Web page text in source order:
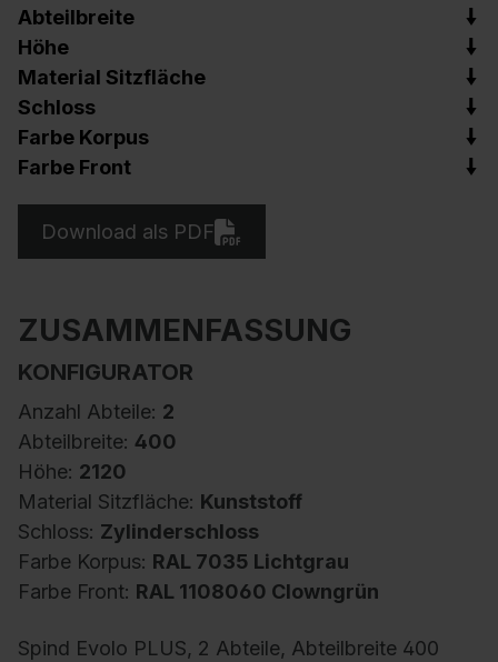
Abteilbreite
Höhe
Material Sitzfläche
Schloss
Farbe Korpus
Farbe Front
Download als PDF
ZUSAMMENFASSUNG
KONFIGURATOR
Anzahl Abteile: 2
Abteilbreite: 400
Höhe: 2120
Material Sitzfläche: Kunststoff
Schloss: Zylinderschloss
Farbe Korpus: RAL 7035 Lichtgrau
Farbe Front: RAL 1108060 Clowngrün
Spind Evolo PLUS, 2 Abteile, Abteilbreite 400